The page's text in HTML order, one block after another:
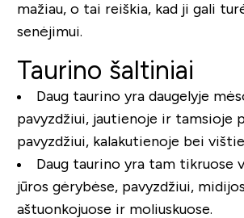
mažiau, o tai reiškia, kad ji gali
senėjimui.
Taurino šaltiniai
Daug taurino yra daugelyje
pavyzdžiui, jautienoje ir tamsioje
pavyzdžiui, kalakutienoje bei
Daug taurino yra tam tikruose
jūros gėrybėse, pavyzdžiui,
aštuonkojuose ir moliuskuose.